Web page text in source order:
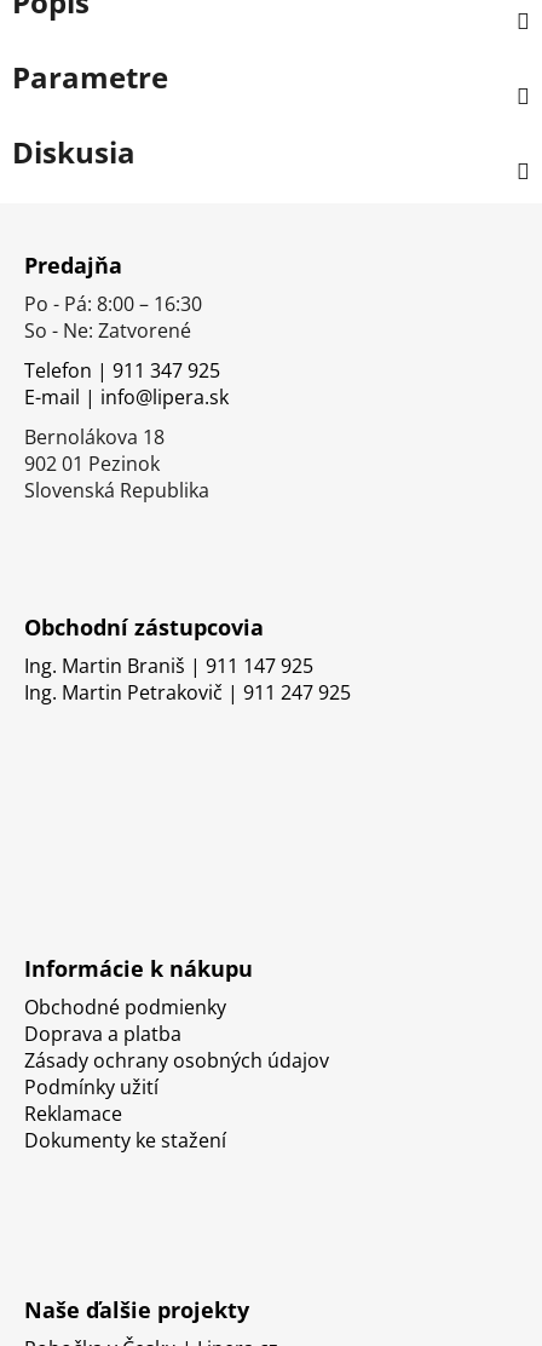
Parametre
Diskusia
Predajňa
Po - Pá: 8:00 – 16:30
So - Ne: Zatvorené
Telefon | 911 347 925
E-mail | info@lipera.sk
Bernolákova 18
902 01 Pezinok
Slovenská Republika
Obchodní zástupcovia
Ing. Martin Braniš | 911 147 925
Ing. Martin Petrakovič | 911 247 925
Informácie k nákupu
Obchodné podmienky
Doprava a platba
Zásady ochrany osobných údajov
Podmínky užití
Reklamace
Dokumenty ke stažení
Naše ďalšie projekty